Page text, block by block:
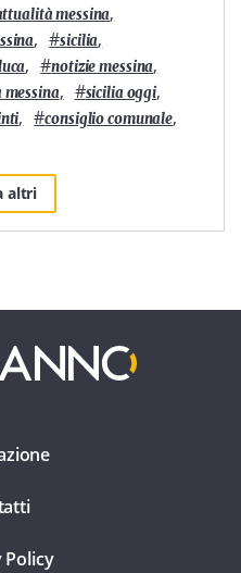
messina,
, #sicilia,
, #notizie messina,
, #sicilia oggi,
, #consiglio comunale,
altri
Policy